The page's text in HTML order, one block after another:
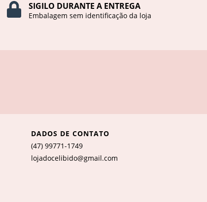
SIGILO DURANTE A ENTREGA
Embalagem sem identificação da loja
DADOS DE CONTATO
(47) 99771-1749
lojadocelibido@gmail.com